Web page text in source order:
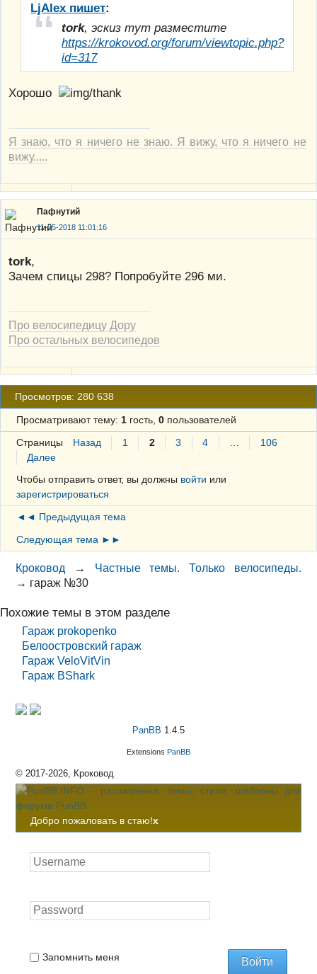
LjAlex пишет:
tork, эскиз тут разместите
https://krokovod.org/forum/viewtopic.php?
id=317
Хорошо
Я знаю, что я ничего не знаю. Я вижу, что я ничего не
вижу.....
Пафнутий
11-05-2018 11:01:16
tork,
Зачем спицы 298? Попробуйте 296 ми.
Про велосипедицу Дору
Про остальных велосипедов
Просмотров: 280 638
Просматривают тему: 1гость, 0пользователей
Страницы Назад 1 2 3 4 …
106
Далее
Чтобы отправить ответ, вы должны войти или
зарегистрироваться
◄◄ Предыдущая тема
Следующая тема ►►
Кроковод → Частные темы. Только велосипеды.
→ гараж №30
Похожие темы в этом разделе
Гараж prokopenko
Белоостровский гараж
Гараж VeloVitVin
Гараж BShark
PanBB 1.4.5
Extensions PanBB
© 2017-2026, Кроковод
Добро пожаловать в стаю!x
Запомнить меня